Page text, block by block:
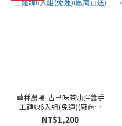
華秝農場-古早味茶油拌醬手
工麵線6入組(免運)(廠商直
送)
NT$1,200